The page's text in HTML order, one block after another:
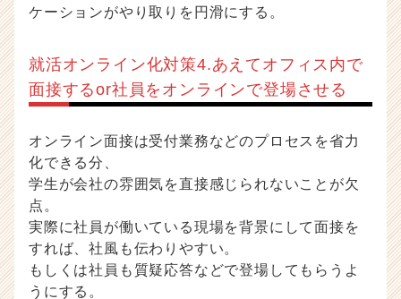
ケーションがやり取りを円滑にする。
就活オンライン化対策4.あえてオフィス内で
面接するor社員をオンラインで登場させる
オンライン面接は受付業務などのプロセスを省力
化できる分、
学生が会社の雰囲気を直接感じられないことが欠
点。
実際に社員が働いている現場を背景にして面接を
すれば、社風も伝わりやすい。
もしくは社員も質疑応答などで登場してもらうよ
うにする。